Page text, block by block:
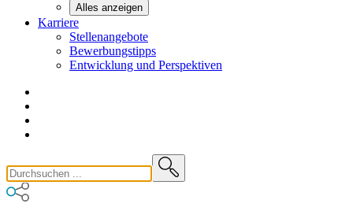
Alles anzeigen
Karriere
Stellenangebote
Bewerbungstipps
Entwicklung und Perspektiven